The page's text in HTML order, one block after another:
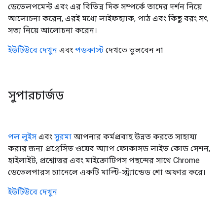
ডেভেলপমেন্ট এবং এর বিভিন্ন দিক সম্পর্কে তাদের দর্শন নিয়ে
আলোচনা করেন, এরই মধ্যে লাইফহ্যাক, পাঠ এবং কিছু বরং সৎ
সত্য নিয়ে আলোচনা করেন।
ইউটিউবে দেখুন এবং পডকাস্ট দেখতে ভুলবেন না
সুপারচার্জড
পল লুইস এবং সুরমা আপনার কর্মপ্রবাহ উন্নত করতে সাহায্য
করার জন্য প্রগ্রেসিভ ওয়েব অ্যাপ ফোকাসড লাইভ কোড সেশন,
হাইলাইট, প্রশ্নোত্তর এবং মাইক্রোটিপস পছন্দের সাথে Chrome
ডেভেলপারস চ্যানেলে একটি মাল্টি-স্ট্র্যান্ডেড শো অফার করে।
ইউটিউবে দেখুন